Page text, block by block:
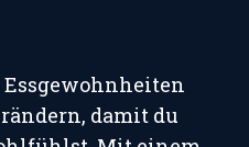
Essgewohnheiten
damit du